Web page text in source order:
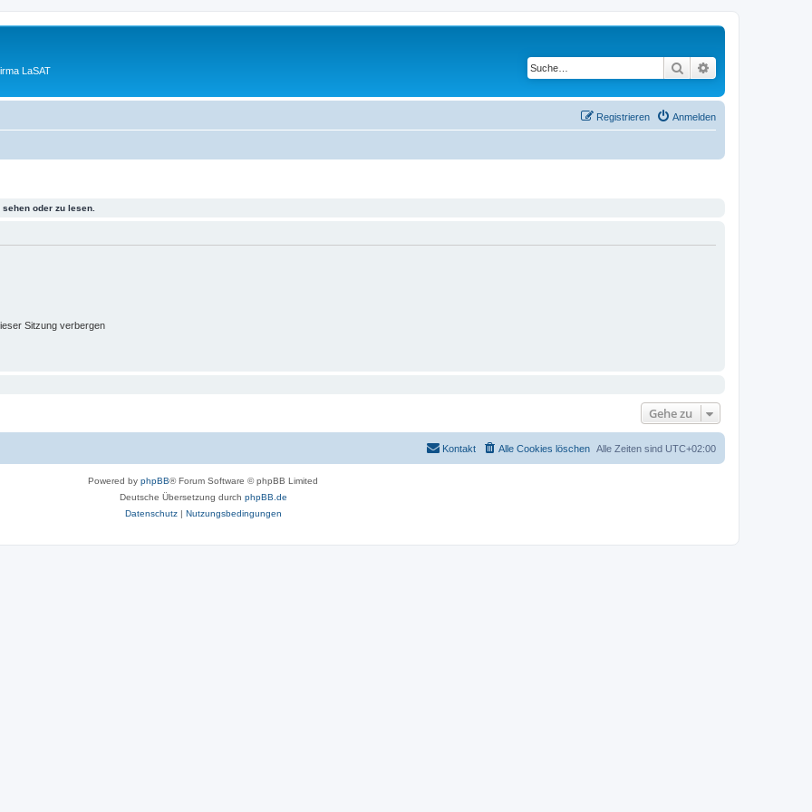
LaSAT Suche
Anmelden
Registrieren
oder zu lesen.
Sitzung verbergen
Gehe zu
Alle Zeiten sind UTC+02:00
Alle Cookies löschen
Kontakt
Powered by phpBB® Forum Software © phpBB Limited
Deutsche Übersetzung durch phpBB.de
Datenschutz| Nutzungsbedingungen